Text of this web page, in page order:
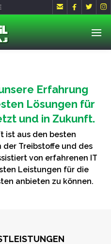
   
Erfahrung
Lösungen für
und in Zukunft.
ist aus den besten
der Treibstoffe und des
von erfahrenen IT
Leistungen für die
anbieten zu können.